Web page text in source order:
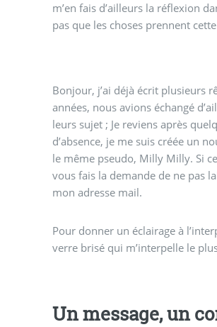
m’en fais d’ailleurs la réflexion
pas que les choses prennent
Bonjour, j’ai déjà écrit plusieurs
années, nous avions échangé
leurs sujet ; Je reviens après
d’absence, je me suis créée un
le même pseudo, Milly Milly. Si
vous fais la demande de ne pas
mon adresse mail.
Pour donner un éclairage à
verre brisé qui m’interpelle le
Un message, un